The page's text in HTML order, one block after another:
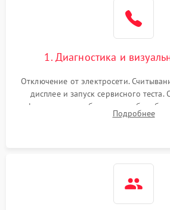
1500 ₽
Зависает программа 1500 ₽
Ошибка на дисплее 1290 ₽
1. Диагностика и
Отключение от электросети.
дисплее и запуск сервисного
фильтра, теплообменника и
неисправностях (не сушит, не крутит
Подробнее